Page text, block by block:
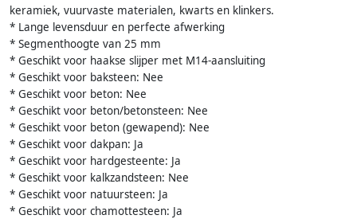
keramiek, vuurvaste materialen, kwarts en klinkers.
* Lange levensduur en perfecte afwerking
* Segmenthoogte van 25 mm
* Geschikt voor haakse slijper met M14-aansluiting
* Geschikt voor baksteen: Nee
* Geschikt voor beton: Nee
* Geschikt voor beton/betonsteen: Nee
* Geschikt voor beton (gewapend): Nee
* Geschikt voor dakpan: Ja
* Geschikt voor hardgesteente: Ja
* Geschikt voor kalkzandsteen: Nee
* Geschikt voor natuursteen: Ja
* Geschikt voor chamottesteen: Ja